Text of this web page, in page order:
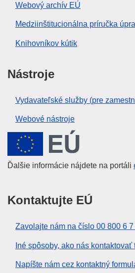
Webový archív EÚ
Medziinštitucionálna príručka
Knihovníkov kútik
Nástroje
Vydavateľské služby (pre
Webové nástroje
Európska únia
Ďalšie informácie nájdete na portáli
Kontaktujte EÚ
Zavolajte nám na číslo 00 800 6 7
Iné spôsoby, ako nás kontaktovať
Napíšte nám cez kontaktný